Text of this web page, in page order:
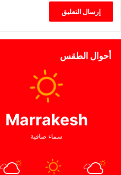
أحوال الطقس
Marrakesh
سماء صافية